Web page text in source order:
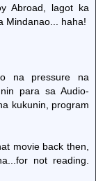
Abroad, lagot ka
Mindanao... haha!
na pressure na
para sa Audio-
kukunin, program
movie back then,
not reading.